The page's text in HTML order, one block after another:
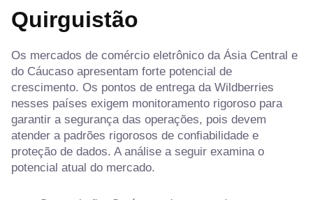
Quirguistão
Os mercados de comércio eletrônico da Ásia Central e
do Cáucaso apresentam forte potencial de
crescimento. Os pontos de entrega da Wildberries
nesses países exigem monitoramento rigoroso para
garantir a segurança das operações, pois devem
atender a padrões rigorosos de confiabilidade e
proteção de dados. A análise a seguir examina o
potencial atual do mercado.